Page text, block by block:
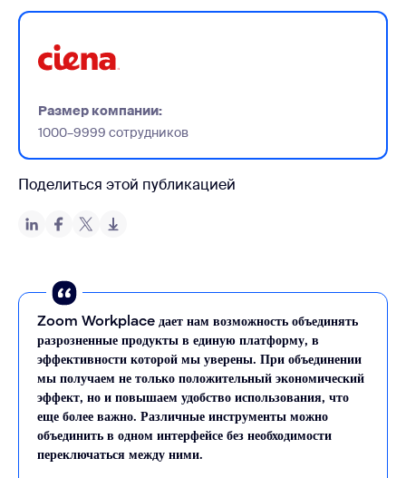
minutes,
seconds
Размер компании:
1000–9999 сотрудников
Поделиться этой публикацией
Zoom Workplace дает нам возможность объединять
разрозненные продукты в единую платформу, в
эффективности которой мы уверены. При объединении
мы получаем не только положительный экономический
эффект, но и повышаем удобство использования, что
еще более важно. Различные инструменты можно
объединить в одном интерфейсе без необходимости
переключаться между ними.